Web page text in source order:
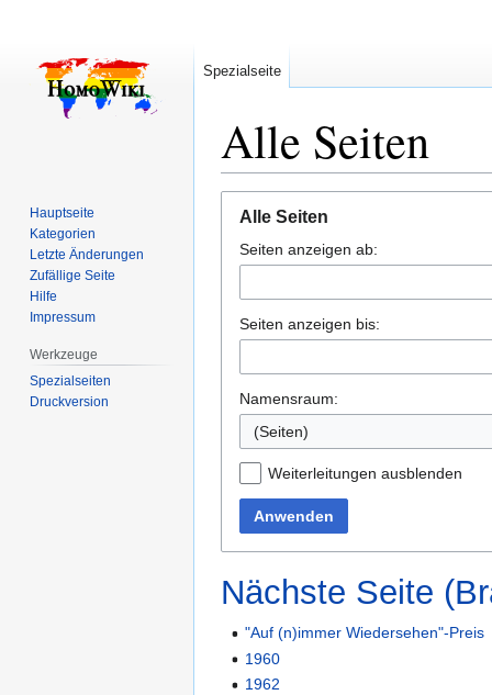
Alle Seiten
Navigation
springen
Suche
springen
Alle Seiten
Seiten anzeigen ab:
Seiten anzeigen bis:
Namensraum:
(Seiten)
Weiterleitungen ausblenden
Anwenden
Nächste Seite
"Auf (n)immer Wiedersehen"-Preis
1960
1962
Spezialseite
Hauptseite
Kategorien
Letzte Änderungen
Zufällige Seite
Hilfe
Impressum
Werkzeuge
Spezialseiten
Druckversion